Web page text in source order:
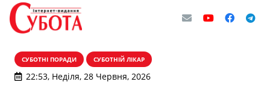
СУБОТНІ ПОРАДИ СУБОТНІЙ ЛІКАР
22:53, Неділя, 28 Червня, 2026